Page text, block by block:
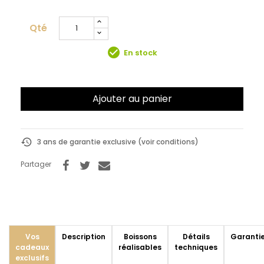
Qté
check_circle En stock
Ajouter au panier
history 3 ans de garantie exclusive (voir conditions)
Partager
Vos
cadeaux
exclusifs
Description
Boissons
réalisables
Détails
techniques